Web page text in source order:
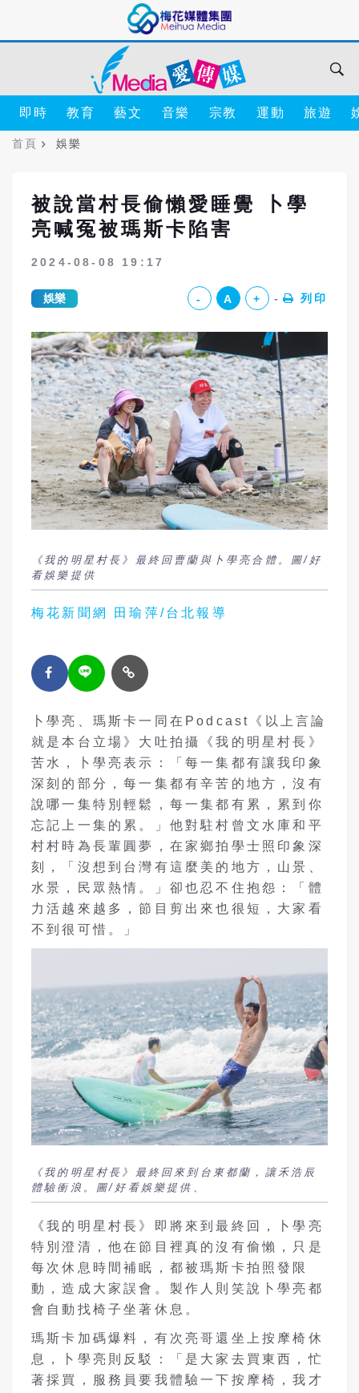
即時 教育 藝文 音樂 宗教 運動 旅遊
首頁 娛樂
被說當村長偷懶愛睡覺 卜學
亮喊冤被瑪斯卡陷害
2024-08-08 19:17
娛樂 - A + 列印
《我的明星村長》最終回曹蘭與卜學亮合體。圖/好
看娛樂提供
梅花新聞網 田瑜萍/台北報導
卜學亮、瑪斯卡一同在Podcast《以上言論
就是本台立場》大吐拍攝《我的明星村長》
苦水，卜學亮表示：「每一集都有讓我印象
深刻的部分，每一集都有辛苦的地方，沒有
說哪一集特別輕鬆，每一集都有累，累到你
忘記上一集的累。」他對駐村曾文水庫和平
村村時為長輩圓夢，在家鄉拍學士照印象深
刻，「沒想到台灣有這麼美的地方，山景、
水景，民眾熱情。」卻也忍不住抱怨：「體
力活越來越多，節目剪出來也很短，大家看
不到很可惜。」
《我的明星村長》最終回來到台東都蘭，讓禾浩辰
體驗衝浪。圖/好看娛樂提供、
《我的明星村長》即將來到最終回，卜學亮
特別澄清，他在節目裡真的沒有偷懶，只是
每次休息時間補眠，都被瑪斯卡拍照發限
動，造成大家誤會。製作人則笑說卜學亮都
會自動找椅子坐著休息。
瑪斯卡加碼爆料，有次亮哥還坐上按摩椅休
息，卜學亮則反駁：「是大家去買東西，忙
著採買，服務員要我體驗一下按摩椅，我才